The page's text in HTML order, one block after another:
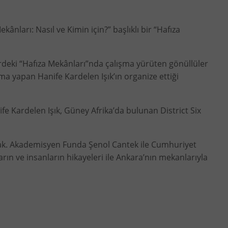
Nasıl ve Kimin için?” başlıklı bir “Hafıza
“Hafıza Mekânları”nda çalışma yürüten gönüllüler
yapan Hanife Kardelen Işık’ın organize ettiği
Kardelen Işık, Güney Afrika’da bulunan District Six
Akademisyen Funda Şenol Cantek ile Cumhuriyet
ve insanların hikayeleri ile Ankara’nın mekanlarıyla